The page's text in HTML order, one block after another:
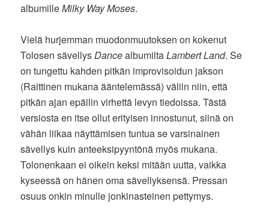
albumilleMilky Way Moses.
Vielä hurjemman muodonmuutoksen on kokenut
Tolosen sävellysDancealbumiltaLambert Land. Se
on tungettu kahden pitkän improvisoidun jakson
(Raittinen mukana ääntelemässä) väliin niin, että
pitkän ajan epäilin virhettä levyn tiedoissa. Tästä
versiosta en itse ollut erityisen innostunut, siinä on
vähän liikaa näyttämisen tuntua se varsinainen
sävellys kuin anteeksipyyntönä myös mukana.
Tolonenkaan ei oikein keksi mitään uutta, vaikka
kyseessä on hänen oma sävellyksensä. Pressan
osuus onkin minulle jonkinasteinen pettymys.